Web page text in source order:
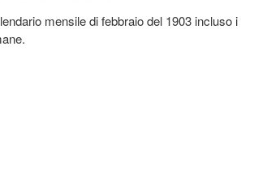
mensile di febbraio del 1903 incluso i